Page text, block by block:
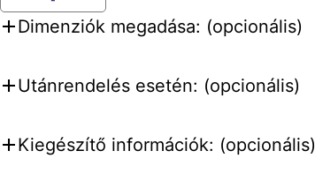
Dimenziók megadása: (opcionális)
Utánrendelés esetén: (opcionális)
Kiegészítő információk: (opcionális)